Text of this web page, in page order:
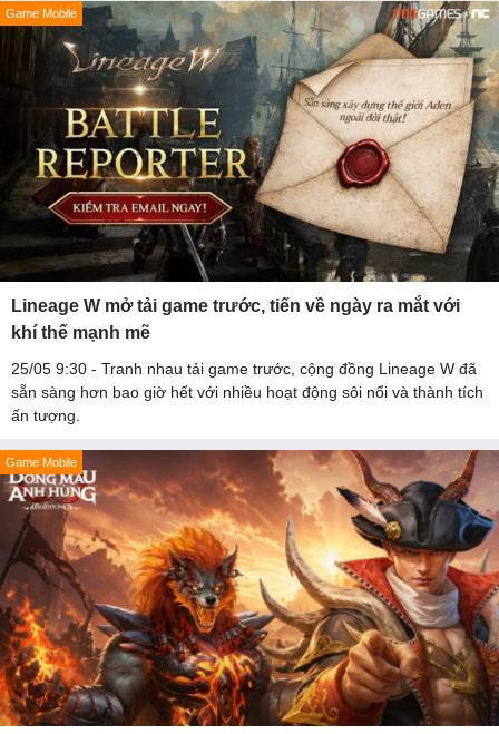
Game Mobile
Lineage W mở tải game trước, tiến về ngày ra mắt với
khí thế mạnh mẽ
25/05 9:30 - Tranh nhau tải game trước, cộng đồng Lineage W đã
sẵn sàng hơn bao giờ hết với nhiều hoạt động sôi nổi và thành tích
ấn tượng.
Game Mobile